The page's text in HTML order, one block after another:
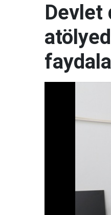
Devlet